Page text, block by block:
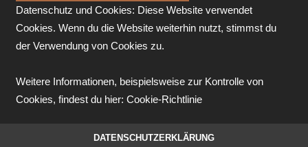
Datenschutz und Cookies: Diese Website verwendet
Cookies. Wenn du die Website weiterhin nutzt, stimmst du
der Verwendung von Cookies zu.
Weitere Informationen, beispielsweise zur Kontrolle von
Cookies, findest du hier: Cookie-Richtlinie
DATENSCHUTZERKLÄRUNG